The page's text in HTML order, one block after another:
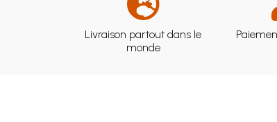
Livraison partout dans le
monde